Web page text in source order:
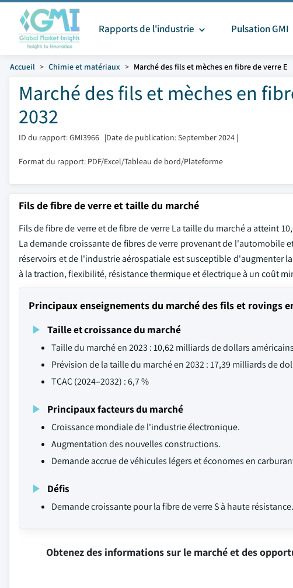
Rapports de l'industrie Pulsation GMI
Accueil Chimie et matériaux Marché des fils et mèches en fibre de verre E
Marché des fils et mèches en
2032
ID du rapport: GMI3966 |Date de publication: September 2024 |
Format du rapport: PDF/Excel/Tableau de bord/Plateforme
Fils de fibre de verre et taille du marché
Fils de fibre de verre et de fibre de verre La taille du marché a atteint
La demande croissante de fibres de verre provenant de
réservoirs et de l'industrie aérospatiale est susceptible d'augmenter
à la traction, flexibilité, résistance thermique et électrique à un coût
Principaux enseignements du marché des fils et rovings
Taille et croissance du marché
Taille du marché en 2023 : 10,62 milliards de dollars américains
Prévision de la taille du marché en 2032 : 17,39 milliards de
TCAC (2024–2032) : 6,7 %
Principaux facteurs du marché
Croissance mondiale de l'industrie électronique.
Augmentation des nouvelles constructions.
Demande accrue de véhicules légers et économes en
Défis
Demande croissante pour la fibre de verre S à haute résistance.
Obtenez des informations sur le marché et des